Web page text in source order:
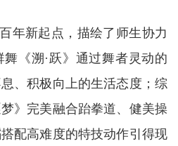
年新起点，描绘了师生协力
《溯·跃》通过舞者灵动的
、积极向上的生活态度；综
》完美融合跆拳道、健美操
配高难度的特技动作引得现